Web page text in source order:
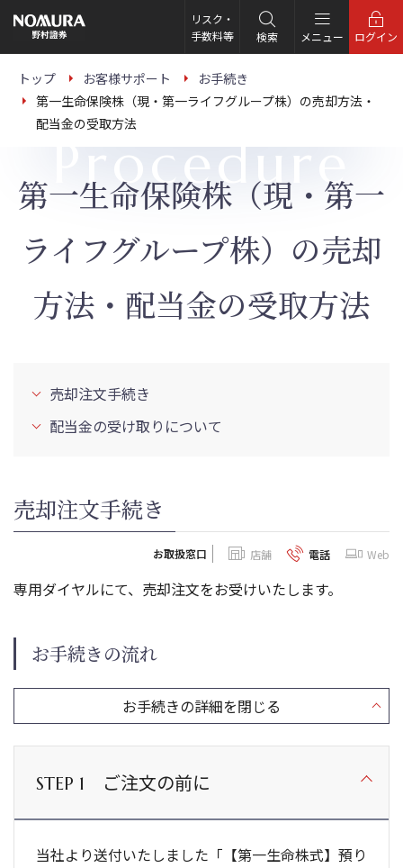
の
ー
リスク・
手数料等
検索 メニュー ログイン
トップ お客様サポート
お手続き
第一生命保険株（現・第一ライフグループ株）の売却方法・
配当金の受取方法
Procedure
第一生命保険株（現・第一
ライフグループ株）の売却
方法・配当金の受取方法
売却注文手続き
配当金の受け取りについて
売却注文手続き
お取扱窓口 店舗 電話 Web
専用ダイヤルにて、売却注文をお受けいたします。
お手続きの流れ
STEP 1 ご注文の前に
当社より送付いたしました「【第一生命株式】預り